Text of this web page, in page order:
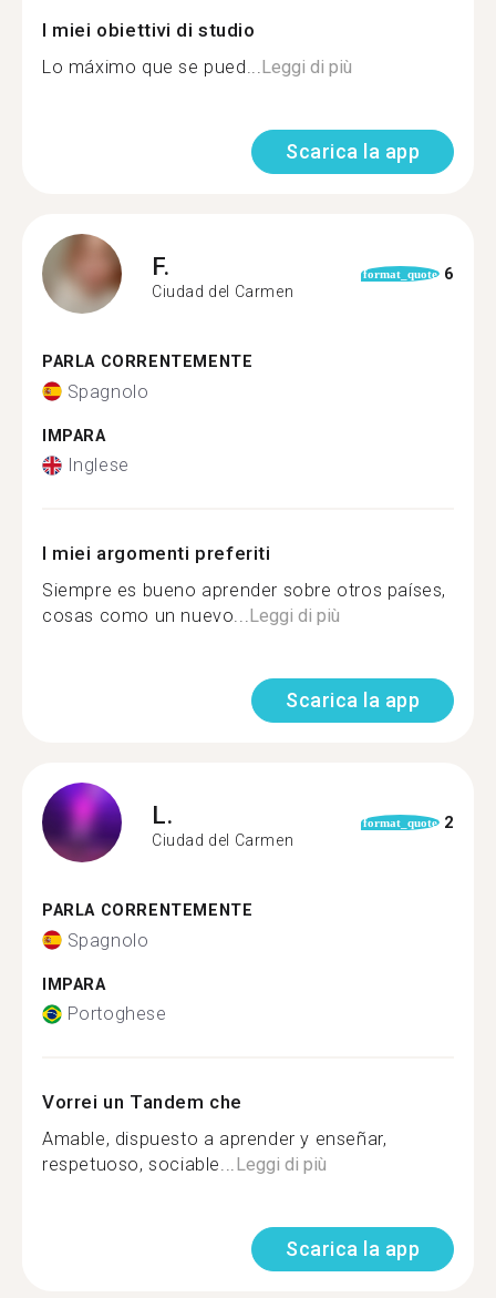
I miei obiettivi di studio
Lo máximo que se pued...Leggi di più
Scarica la app
F.
Ciudad del Carmen
format_quote 6
PARLA CORRENTEMENTE
Spagnolo
IMPARA
Inglese
I miei argomenti preferiti
Siempre es bueno aprender sobre otros países,
cosas como un nuevo...Leggi di più
Scarica la app
L.
Ciudad del Carmen
format_quote 2
PARLA CORRENTEMENTE
Spagnolo
IMPARA
Portoghese
Vorrei un Tandem che
Amable, dispuesto a aprender y enseñar,
respetuoso, sociable...Leggi di più
Scarica la app